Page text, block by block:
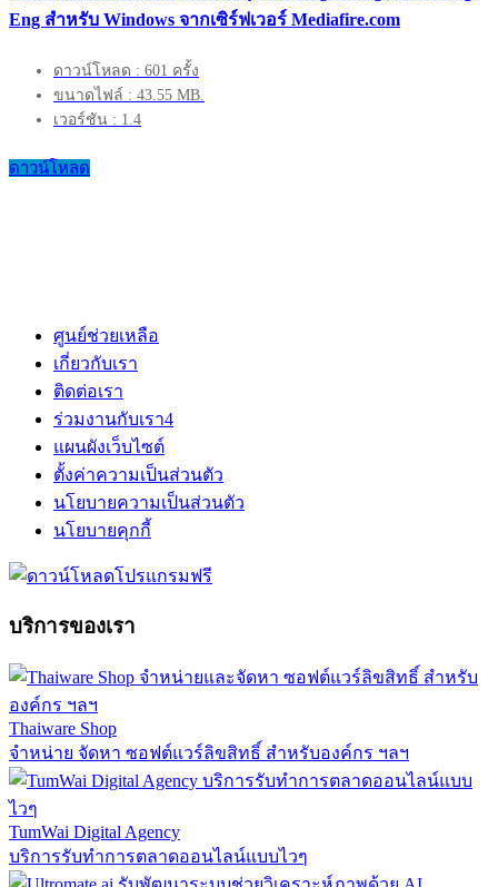
Eng สำหรับ Windows จากเซิร์ฟเวอร์ Mediafire.com
ดาวน์โหลด : 601 ครั้ง
ขนาดไฟล์ : 43.55 MB.
เวอร์ชัน : 1.4
ดาวน์โหลด
ศูนย์ช่วยเหลือ
เกี่ยวกับเรา
ติดต่อเรา
ร่วมงานกับเรา4
แผนผังเว็บไซต์
ตั้งค่าความเป็นส่วนตัว
นโยบายความเป็นส่วนตัว
นโยบายคุกกี้
บริการของเรา
Thaiware Shop
จำหน่าย จัดหา ซอฟต์แวร์ลิขสิทธิ์ สำหรับองค์กร ฯลฯ
TumWai Digital Agency
บริการรับทำการตลาดออนไลน์แบบไวๆ